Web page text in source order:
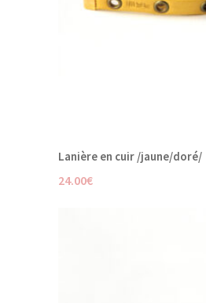
Lanière en cuir /jaune/doré/
24.00€